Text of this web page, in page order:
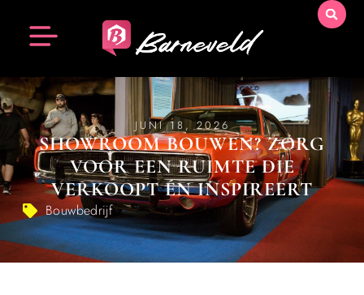
JUNI 18, 2026
SHOWROOM BOUWEN? ZORG
VOOR EEN RUIMTE DIE
VERKOOPT ÉN INSPIREERT
Bouwbedrijf